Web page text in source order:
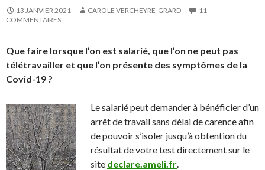
13 JANVIER 2021 CAROLE VERCHEYRE-GRARD
11
COMMENTAIRES
Que faire lorsque l’on est salarié, que l’on ne peut pas
télétravailler et que l’on présente des symptômes de la
Covid-19 ?
Le salarié peut demander à bénéficier d’un
arrêt de travail sans délai de carence afin
de pouvoir s’isoler jusqu’à obtention du
résultat de votre test directement sur le
site declare.ameli.fr.